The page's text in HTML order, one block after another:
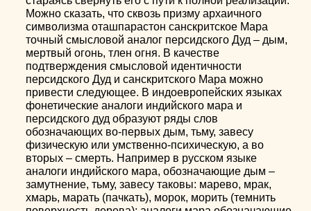
Можно сказать, что сквозь призму архаичного
символизма оташпарастон санскритское Мара
точный смысловой аналог персидского Дуд – дым,
мертвый огонь, тлен огня. В качестве
подтверждения смысловой идентичности
персидского Дуд и санскритского Мара можно
привести следующее. В индоевропейских языках
фонетические аналоги индийского мара и
персидского дуд образуют ряды слов
обозначающих во-первых дым, тьму, завесу
физическую или умственно-психическую, а во
вторых – смерть. Например в русском языке
аналоги индийского мара, обозначающие дым –
замутнение, тьму, завесу таковы: марево, мрак,
хмарь, марать (пачкать), морок, морить (темнить